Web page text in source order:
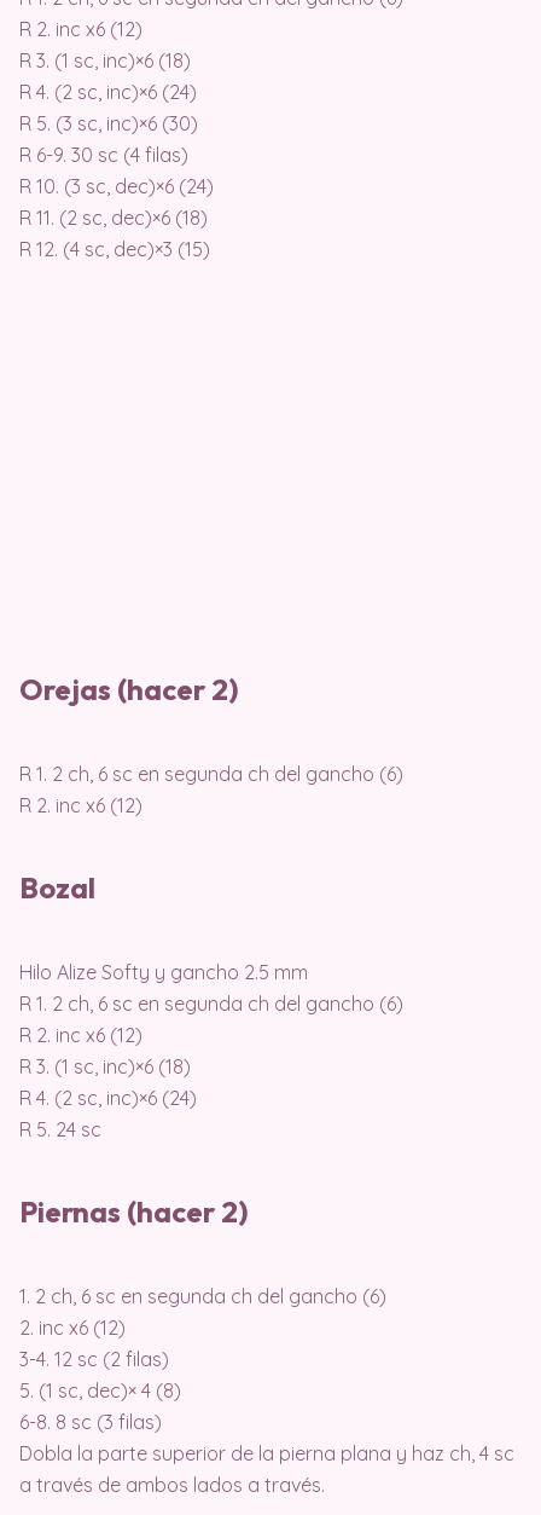
R 2. inc x6 (12)
R 3. (1 sc, inc)×6 (18)
R 4. (2 sc, inc)×6 (24)
R 5. (3 sc, inc)×6 (30)
R 6-9. 30 sc (4 filas)
R 10. (3 sc, dec)×6 (24)
R 11. (2 sc, dec)×6 (18)
R 12. (4 sc, dec)×3 (15)
Orejas (hacer 2)
R 1. 2 ch, 6 sc en segunda ch del gancho (6)
R 2. inc x6 (12)
Bozal
Hilo Alize Softy y gancho 2.5 mm
R 1. 2 ch, 6 sc en segunda ch del gancho (6)
R 2. inc x6 (12)
R 3. (1 sc, inc)×6 (18)
R 4. (2 sc, inc)×6 (24)
R 5. 24 sc
Piernas (hacer 2)
1. 2 ch, 6 sc en segunda ch del gancho (6)
2. inc x6 (12)
3-4. 12 sc (2 filas)
5. (1 sc, dec)× 4 (8)
6-8. 8 sc (3 filas)
Dobla la parte superior de la pierna plana y haz ch, 4 sc
a través de ambos lados a través.